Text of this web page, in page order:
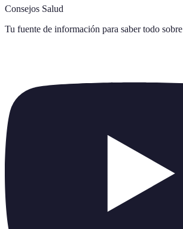
Consejos Salud
Tu fuente de información para saber todo sobre